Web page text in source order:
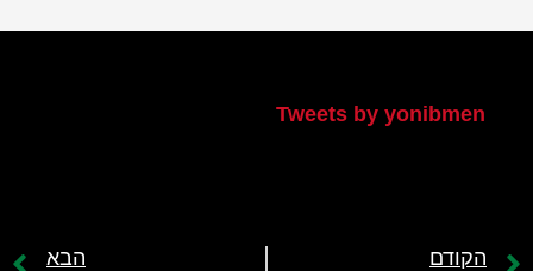
Tweets by yonibmen
הקודם הבא